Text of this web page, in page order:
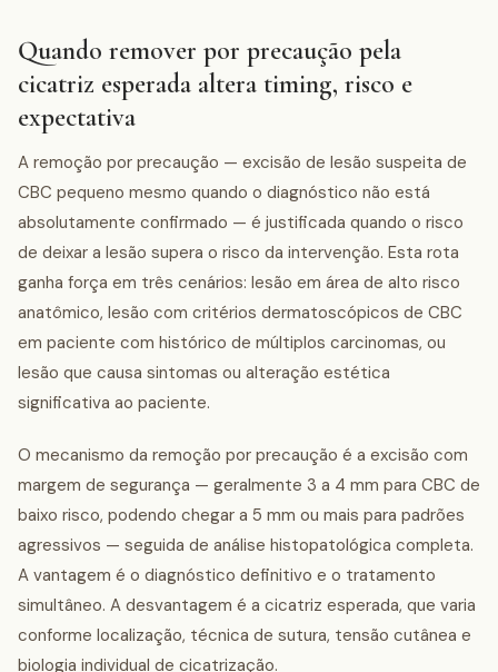
Quando remover por precaução pela
cicatriz esperada altera timing, risco e
expectativa
A remoção por precaução — excisão de lesão suspeita de
CBC pequeno mesmo quando o diagnóstico não está
absolutamente confirmado — é justificada quando o risco
de deixar a lesão supera o risco da intervenção. Esta rota
ganha força em três cenários: lesão em área de alto risco
anatômico, lesão com critérios dermatoscópicos de CBC
em paciente com histórico de múltiplos carcinomas, ou
lesão que causa sintomas ou alteração estética
significativa ao paciente.
O mecanismo da remoção por precaução é a excisão com
margem de segurança — geralmente 3 a 4 mm para CBC de
baixo risco, podendo chegar a 5 mm ou mais para padrões
agressivos — seguida de análise histopatológica completa.
A vantagem é o diagnóstico definitivo e o tratamento
simultâneo. A desvantagem é a cicatriz esperada, que varia
conforme localização, técnica de sutura, tensão cutânea e
biologia individual de cicatrização.